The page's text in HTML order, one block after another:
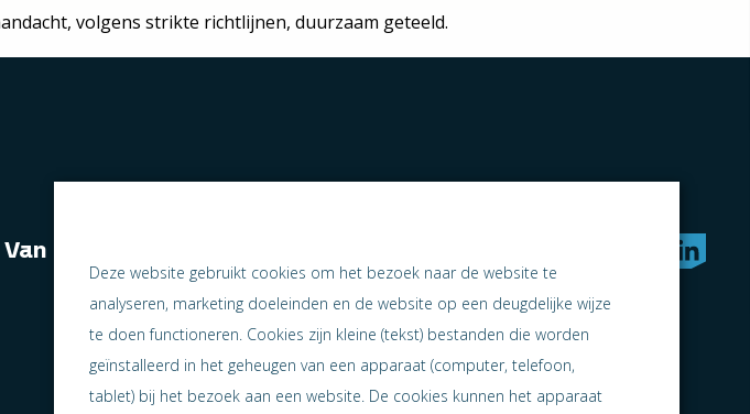
volgens strikte richtlijnen, duurzaam geteeld.
Van naast elkaar werken naar samen ondernemen
Deze website gebruikt cookies om het bezoek naar de website te
analyseren, marketing doeleinden en de website op een deugdelijke wijze
te doen functioneren. Cookies zijn kleine (tekst) bestanden die worden
geïnstalleerd in het geheugen van een apparaat (computer, telefoon,
tablet) bij het bezoek aan een website. De cookies kunnen het apparaat